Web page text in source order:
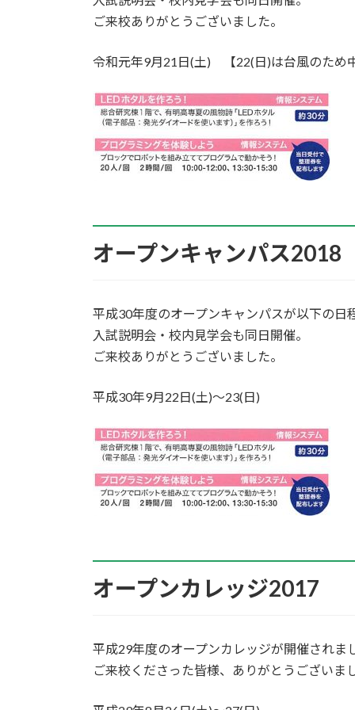
ご来校ありがとうございました。
令和元年9月21日(土) 【22(日)は台風のため中
オープンキャンパス2018
平成30年度のオープンキャンパスが以下の日
入試説明会・校内見学会も同日開催。
ご来校ありがとうございました。
平成30年9月22日(土)～23(日)
オープンカレッジ2017
平成29年度のオープンカレッジが開催されま
ご来校くださった皆様、ありがとうございま